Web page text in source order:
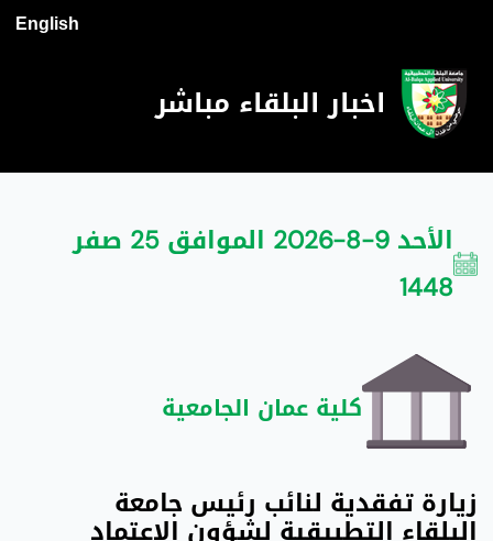
English
اخبار البلقاء مباشر
الأحد 9-8-2026 الموافق 25 صفر
1448
كلية عمان الجامعية
زيارة تفقدية لنائب رئيس جامعة